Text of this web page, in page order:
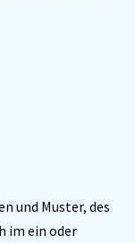
und Muster, des
im ein oder